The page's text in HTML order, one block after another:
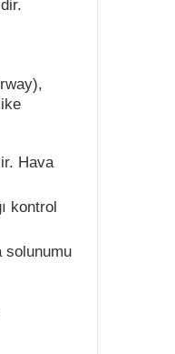
Hava
kontrol
solunumu